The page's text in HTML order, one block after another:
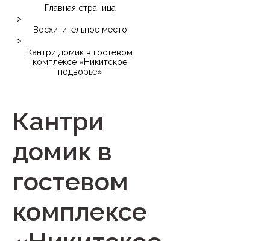
Главная страница
>
Восхитительное место
>
Кантри домик в гостевом
комплексе «Никитское
подворье»
Кантри
домик в
гостевом
комплексе